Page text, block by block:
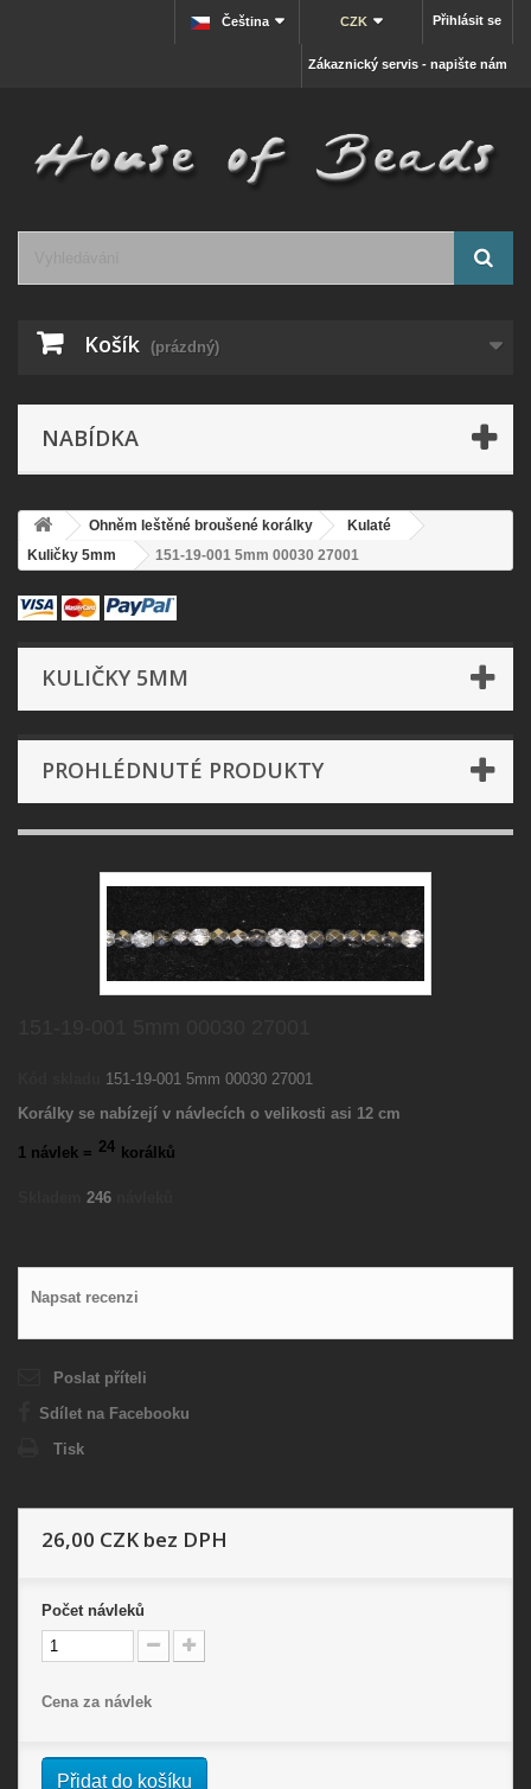
Přihlásit se
CZK
Čeština
Zákaznický servis - napište nám
Košík (prázdný)
NABÍDKA
Ohněm leštěné broušené korálky
Kulaté
Kuličky 5mm
151-19-001 5mm 00030 27001
KULIČKY 5MM
PROHLÉDNUTÉ PRODUKTY
151-19-001 5mm 00030 27001
Korálky se nabízejí v návlecích o velikosti asi 12 cm
1 návlek = 24 korálků
246
Napsat recenzi
Poslat příteli
Sdílet na Facebooku
Tisk
26,00 CZK bez DPH
Počet návleků
Cena za návlek
Přidat do košíku